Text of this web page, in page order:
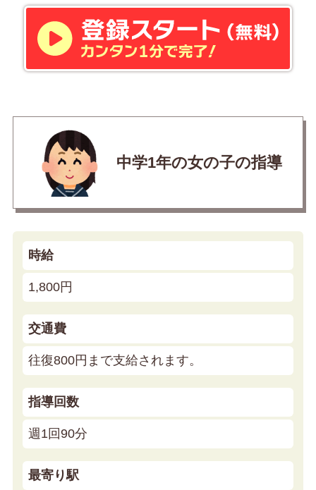
中学1年の女の子の指導
時給
1,800円
交通費
往復800円まで支給されます。
指導回数
週1回90分
最寄り駅